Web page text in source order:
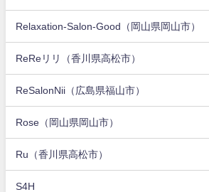
Relaxation-Salon-Good（岡山県岡山市）
ReReリリ（香川県高松市）
ReSalonNii（広島県福山市）
Rose（岡山県岡山市）
Ru（香川県高松市）
S4H